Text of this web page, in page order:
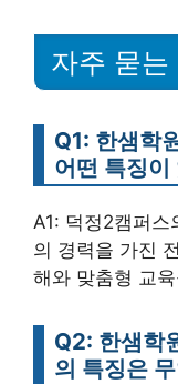
자주 묻는
Q1: 한샘학
어떤 특징이
A1: 덕정2캠퍼스
의 경력을 가진
해와 맞춤형 교
Q2: 한샘학
의 특징은